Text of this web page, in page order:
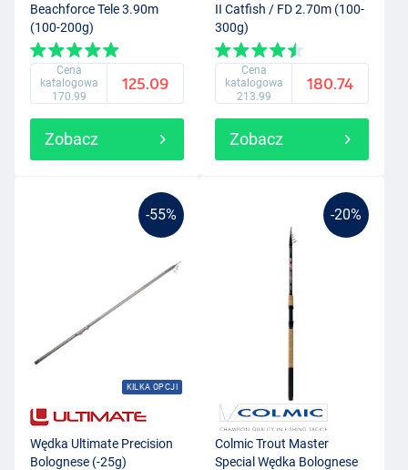
Beachforce Tele 3.90m
(100-200g)
Cena
katalogowa
170.99
125.09
Zobacz
II Catfish / FD 2.70m (100-
300g)
Cena
katalogowa
213.99
180.74
Zobacz
-55%
KILKA OPCJI
Wędka Ultimate Precision
Bolognese (-25g)
-20%
Colmic Trout Master
Special Wędka Bolognese